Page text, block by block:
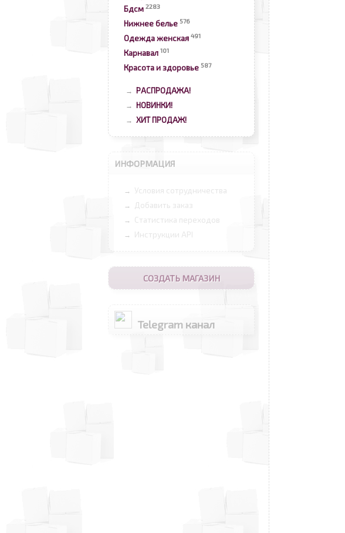
Бдсм 2283
Нижнее белье 576
Одежда женская 491
Карнавал 101
Красота и здоровье 587
→ РАСПРОДАЖА!
→ НОВИНКИ!
→ ХИТ ПРОДАЖ!
ИНФОРМАЦИЯ
→ Условия сотрудничества
→ Добавить заказ
→ Статистика переходов
→ Инструкции API
СОЗДАТЬ МАГАЗИН
Telegram канал